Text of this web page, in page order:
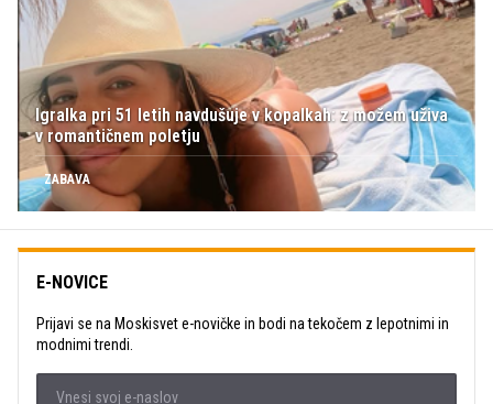
Igralka pri 51 letih navdušuje v kopalkah: z možem uživa
v romantičnem poletju
ZABAVA
E-NOVICE
Prijavi se na Moskisvet e-novičke in bodi na tekočem z lepotnimi in
modnimi trendi.